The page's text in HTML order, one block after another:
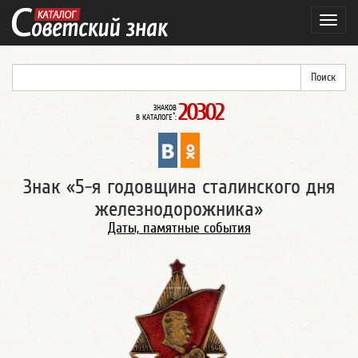
ЗНАКОВ
В КАТАЛОГЕ*: 20302
Знак «5-я годовщина сталинского дня
железнодорожника»
Даты, памятные события